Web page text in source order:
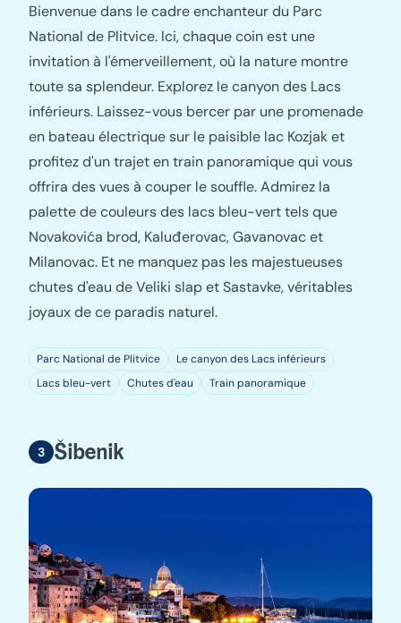
Bienvenue dans le cadre enchanteur du Parc
National de Plitvice. Ici, chaque coin est une
invitation à l'émerveillement, où la nature montre
toute sa splendeur. Explorez le canyon des Lacs
inférieurs. Laissez-vous bercer par une promenade
en bateau électrique sur le paisible lac Kozjak et
profitez d'un trajet en train panoramique qui vous
offrira des vues à couper le souffle. Admirez la
palette de couleurs des lacs bleu-vert tels que
Novakovića brod, Kaluđerovac, Gavanovac et
Milanovac. Et ne manquez pas les majestueuses
chutes d'eau de Veliki slap et Sastavke, véritables
joyaux de ce paradis naturel.
Parc National de Plitvice
Le canyon des Lacs inférieurs
Lacs bleu-vert
Chutes d'eau Train panoramique
Šibenik